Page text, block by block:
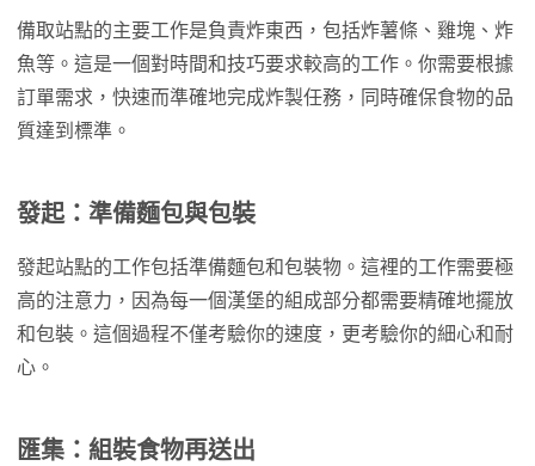
備取站點的主要工作是負責炸東西，包括炸薯條、雞塊、炸
魚等。這是一個對時間和技巧要求較高的工作。你需要根據
訂單需求，快速而準確地完成炸製任務，同時確保食物的品
質達到標準。
發起：準備麵包與包裝
發起站點的工作包括準備麵包和包裝物。這裡的工作需要極
高的注意力，因為每一個漢堡的組成部分都需要精確地擺放
和包裝。這個過程不僅考驗你的速度，更考驗你的細心和耐
心。
匯集：組裝食物再送出